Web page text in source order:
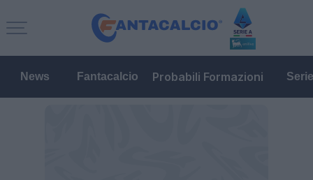
News Fantacalcio Probabili Formazioni